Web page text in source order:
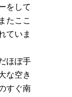
をして
たここ
ていま
ほぼ手
な空き
すぐ南